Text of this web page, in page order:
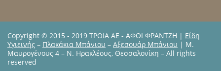
Copyright © 2015 - 2019 ΤΡΟΙΑ ΑΕ - ΑΦΟΙ ΦΡΑΝΤΖΗ | Είδη
Υγιεινής – Πλακάκια Μπάνιου – Αξεσουάρ Μπάνιου | Μ.
Μαυρογένους 4 – Ν. Ηρακλέους, Θεσσαλονίκη – All rights
reserved